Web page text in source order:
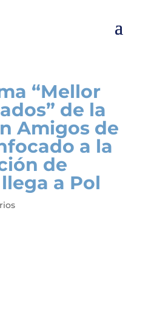
“Mellor
de la
Amigos de
a la
de
a Pol